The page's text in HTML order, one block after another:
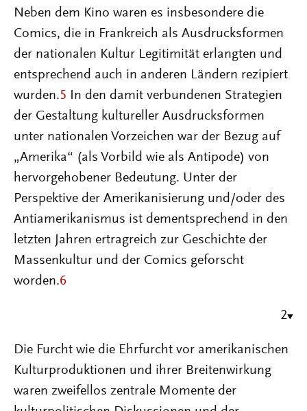
Neben dem Kino waren es insbesondere die
Comics, die in Frankreich als Ausdrucksformen
der nationalen Kultur Legitimität erlangten und
entsprechend auch in anderen Ländern rezipiert
wurden.5 In den damit verbundenen Strategien
der Gestaltung kultureller Ausdrucksformen
unter nationalen Vorzeichen war der Bezug auf
„Amerika“ (als Vorbild wie als Antipode) von
hervorgehobener Bedeutung. Unter der
Perspektive der Amerikanisierung und/oder des
Antiamerikanismus ist dementsprechend in den
letzten Jahren ertragreich zur Geschichte der
Massenkultur und der Comics geforscht
worden.6
2
Die Furcht wie die Ehrfurcht vor amerikanischen
Kulturproduktionen und ihrer Breitenwirkung
waren zweifellos zentrale Momente der